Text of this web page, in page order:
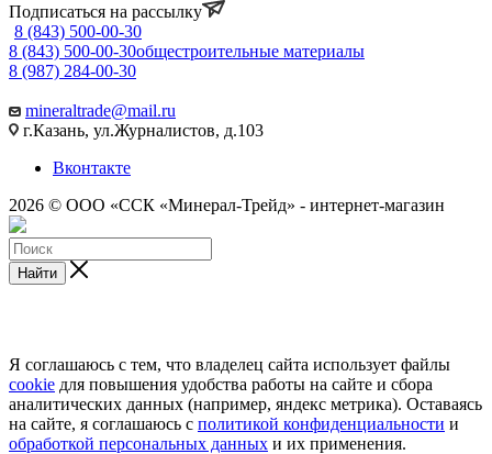
Подписаться на рассылку
8 (843) 500-00-30
8 (843) 500-00-30общестроительные материалы
8 (987) 284-00-30
mineraltrade@mail.ru
г.Казань, ул.Журналистов, д.103
Вконтакте
2026 © ООО «ССК «Минерал-Трейд» - интернет-магазин
Найти
Я соглашаюсь с тем, что владелец сайта использует файлы
cookie для повышения удобства работы на сайте и сбора
аналитических данных (например, яндекс метрика). Оставаясь
на сайте, я соглашаюсь с политикой конфиденциальности и
обработкой персональных данных и их применения.